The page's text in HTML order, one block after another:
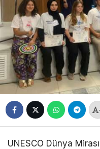
UNESCO Dünya